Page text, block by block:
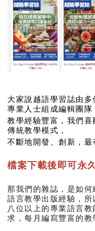
大家說越語學習誌由多
專業人士組成編輯團隊
教學經驗豐富，我們
傳統教學模式，
不斷地開發、創新，最
檔案下載後即可永
那我們的雜誌，是如
語言教學出版經驗，
八位以上的專業語言
求，每月編寫豐富的教